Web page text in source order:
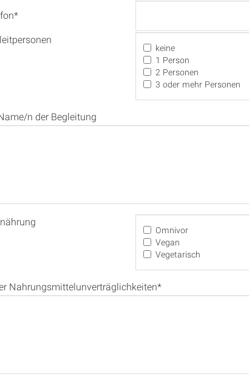
keine
1 Person
2 Personen
3 oder mehr Personen
n der Begleitung
Omnivor
Vegan
Vegetarisch
Nahrungsmittelunverträglichkeiten*